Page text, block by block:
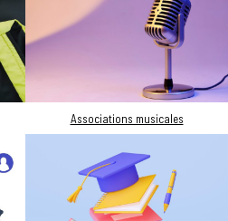
Associations musicales